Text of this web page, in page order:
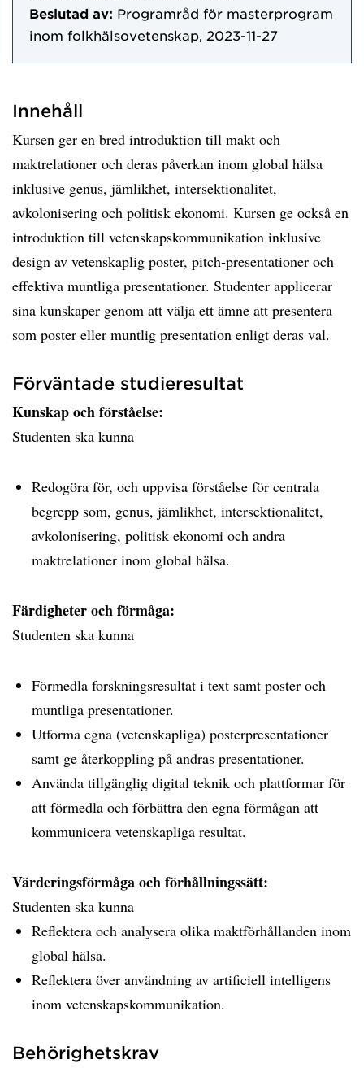
Beslutad av: Programråd för masterprogram
inom folkhälsovetenskap, 2023-11-27
Innehåll
Kursen ger en bred introduktion till makt och
maktrelationer och deras påverkan inom global hälsa
inklusive genus, jämlikhet, intersektionalitet,
avkolonisering och politisk ekonomi. Kursen ge också en
introduktion till vetenskapskommunikation inklusive
design av vetenskaplig poster, pitch-presentationer och
effektiva muntliga presentationer. Studenter applicerar
sina kunskaper genom att välja ett ämne att presentera
som poster eller muntlig presentation enligt deras val.
Förväntade studieresultat
Kunskap och förståelse:
Studenten ska kunna
Redogöra för, och uppvisa förståelse för centrala
begrepp som, genus, jämlikhet, intersektionalitet,
avkolonisering, politisk ekonomi och andra
maktrelationer inom global hälsa.
Färdigheter och förmåga:
Studenten ska kunna
Förmedla forskningsresultat i text samt poster och
muntliga presentationer.
Utforma egna (vetenskapliga) posterpresentationer
samt ge återkoppling på andras presentationer.
Använda tillgänglig digital teknik och plattformar för
att förmedla och förbättra den egna förmågan att
kommunicera vetenskapliga resultat.
Värderingsförmåga och förhållningssätt:
Studenten ska kunna
Reflektera och analysera olika maktförhållanden inom
global hälsa.
Reflektera över användning av artificiell intelligens
inom vetenskapskommunikation.
Behörighetskrav